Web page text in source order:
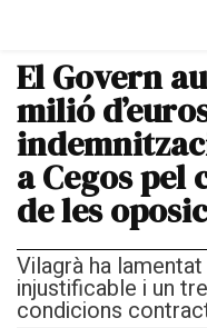
El Govern
milió
a Cegos pel
de les
Vilagrà ha
injustificable i un
condicions